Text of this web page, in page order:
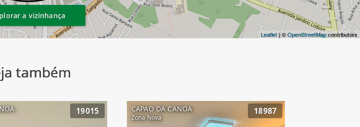
Leaflet | ©OpenStreetMapcontributors
a vizinhança
também
19015 CAPAO DA CANOA
Zona Nova
18987